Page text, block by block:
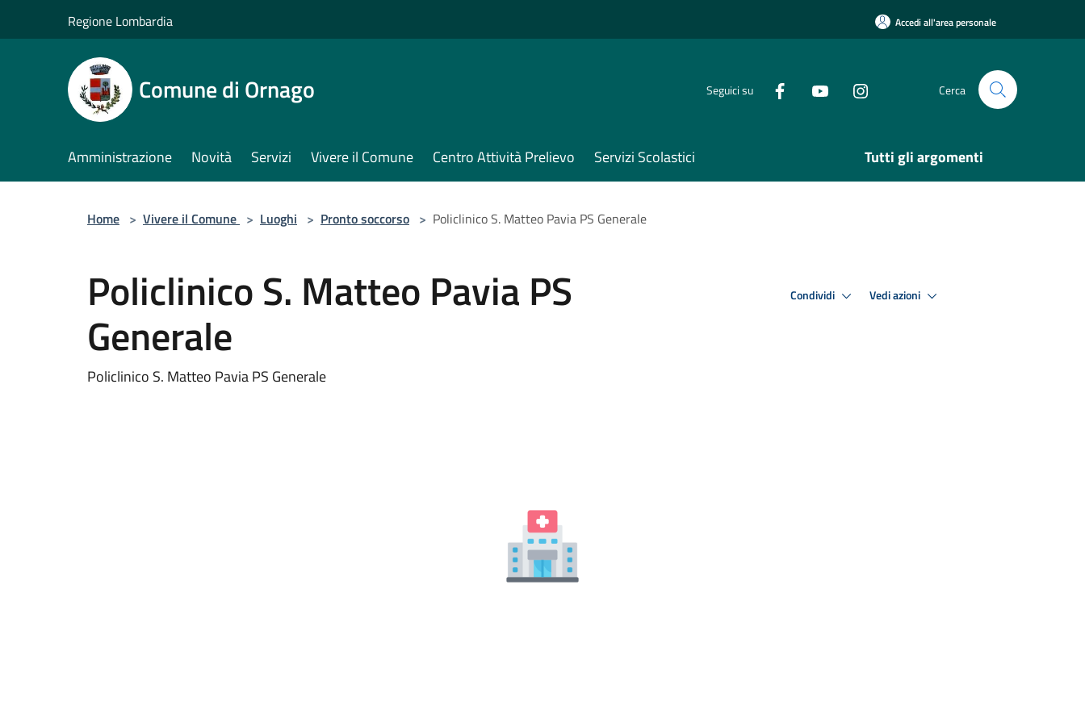
Regione Lombardia Accedi all'area personale
Comune di Ornago Seguici su Cerca
Amministrazione Novità Servizi Vivere il Comune Centro Attività Prelievo Servizi Scolastici Tutti gli argomenti
Home > Vivere il Comune > Luoghi > Pronto soccorso > Policlinico S. Matteo Pavia PS Generale
Policlinico S. Matteo Pavia PS
Generale
Policlinico S. Matteo Pavia PS Generale
Condividi Vedi azioni